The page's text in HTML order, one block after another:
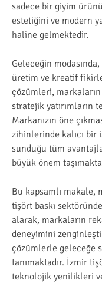
sadece bir giyim
estetiğini ve modern
haline gelmektedir.
Geleceğin
üretim ve kreatif
çözümleri, markaların
stratejik yatırımların
Markanızın öne
zihinlerinde kalıcı bir
sunduğu tüm
büyük önem
Bu kapsamlı makale,
tişört baskı
alarak, markaların
deneyimini
çözümlerle geleceğe
tanımaktadır. İzmir
teknolojik yenilikleri